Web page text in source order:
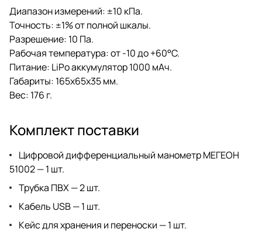
Диапазон измерений: ±10 кПа.
Точность: ±1% от полной шкалы.
Разрешение: 10 Па.
Рабочая температура: от -10 до +60°C.
Питание: LiPo аккумулятор 1000 мАч.
Габариты: 165x65x35 мм.
Вес: 176 г.
Комплект поставки
Цифровой дифференциальный манометр МЕГЕОН
51002 — 1 шт.
Трубка ПВХ — 2 шт.
Кабель USB — 1 шт.
Кейс для хранения и переноски — 1 шт.